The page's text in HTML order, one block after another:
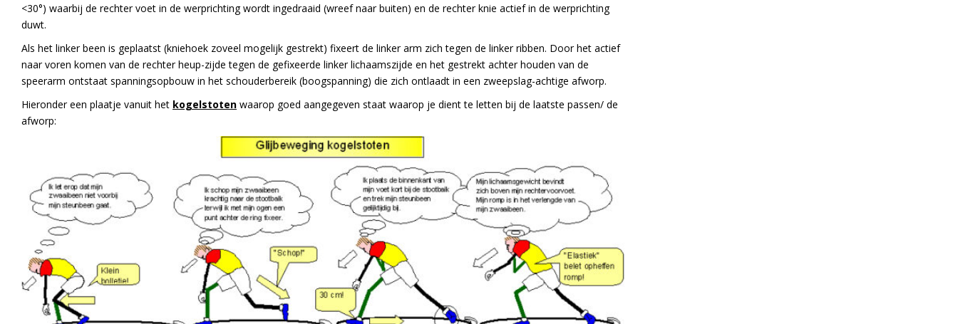
<30°) waarbij de rechter voet in de werprichting wordt ingedraaid (wreef naar buiten) en de rechter knie actief in de werprichting
duwt.
Als het linker been is geplaatst (kniehoek zoveel mogelijk gestrekt) fixeert de linker arm zich tegen de linker ribben. Door het actief
naar voren komen van de rechter heup-zijde tegen de gefixeerde linker lichaamszijde en het gestrekt achter houden van de
speerarm ontstaat spanningsopbouw in het schouderbereik (boogspanning) die zich ontlaadt in een zweepslag-achtige afworp.
Hieronder een plaatje vanuit het kogelstoten waarop goed aangegeven staat waarop je dient te letten bij de laatste passen/ de
afworp: